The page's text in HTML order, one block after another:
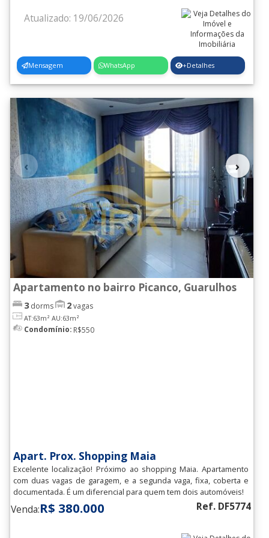
Vl. Itapegica(6)
Vl. Leonor(1)
Vl. Milton(1)
Vl. Nsa.Sra.de Fatima(4)
Vl. Nova Bonsucesso(69)
Vl. Paraiso
(1)
Vl. Pascoal (2)
Vl. Paulista(2)
Vl. Progresso(17)
Vl. Rachid(1)
Vl. Rio de Janeiro
(11)
Vl. Rosalia(15)
Vl. Sadokim
Vl. Sto.Antonio
Vl. Tijuco(1)
Vl. Trabalhista(3)
Vl. Venditti(3)
Vl. Zamataro
Atualizado: 19/06/2026
Mensagem WhatsApp +Detalhes
‹ ›
Apartamento no bairro Picanco, Guarulhos
3dorms 2vagas
AT:63m² AU:63m²
Condomínio: R$550
Apart. Prox. Shopping Maia
Excelente localização! Próximo ao shopping Maia. Apartamento
com duas vagas de garagem, e a segunda vaga, fixa, coberta e
documentada. É um diferencial para quem tem dois automóveis!
Venda:R$ 380.000 Ref. DF5774